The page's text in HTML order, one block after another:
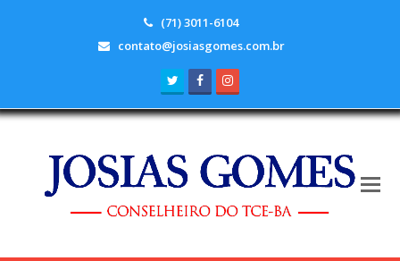
(71) 3011-6104
contato@josiasgomes.com.br
TwitterFacebook